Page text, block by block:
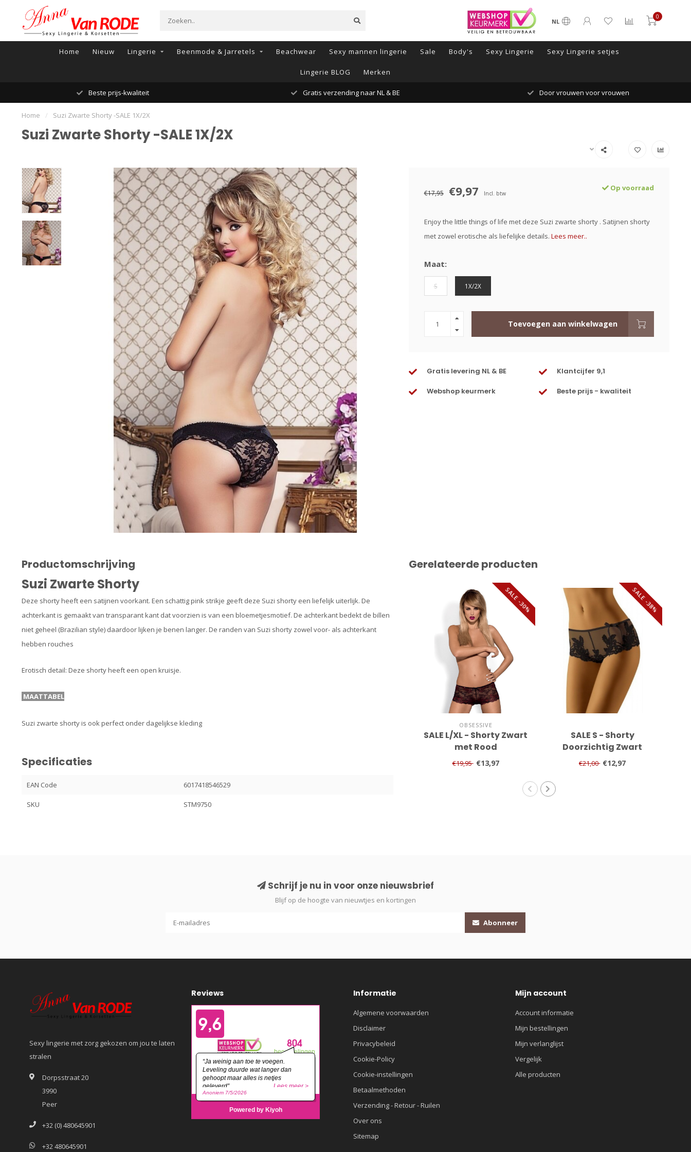
NL
0
Home Nieuw Lingerie Beenmode & Jarretels Beachwear Sexy mannen lingerie Sale Body's Sexy Lingerie Sexy Lingerie setjes
Lingerie BLOG Merken
Beste prijs-kwaliteit Gratis verzending naar NL & BE Door vrouwen voor vrouwen
Home / Suzi Zwarte Shorty -SALE 1X/2X
Suzi Zwarte Shorty -SALE 1X/2X
€17,95 €9,97 Incl. btw
Op voorraad
Enjoy the little things of life met deze Suzi zwarte shorty . Satijnen shorty
met zowel erotische als liefelijke details. Lees meer..
Maat:
S 1X/2X
Toevoegen aan winkelwagen
Gratis levering NL & BE Klantcijfer 9,1
Webshop keurmerk Beste prijs - kwaliteit
Productomschrijving
Suzi Zwarte Shorty
Deze shorty heeft een satijnen voorkant. Een schattig pink strikje geeft deze Suzi shorty een liefelijk uiterlijk. De
achterkant is gemaakt van transparant kant dat voorzien is van een bloemetjesmotief. De achterkant bedekt de billen
niet geheel (Brazilian style) daardoor lijken je benen langer. De randen van Suzi shorty zowel voor- als achterkant
hebben rouches
Erotisch detail: Deze shorty heeft een open kruisje.
MAATTABEL
Suzi zwarte shorty is ook perfect onder dagelijkse kleding
Specificaties
EAN Code 6017418546529
SKU STM9750
Gerelateerde producten
SALE -30%
OBSESSIVE
SALE L/XL - Shorty Zwart
met Rood
€19,95 €13,97
SALE -38%
SALE S - Shorty
Doorzichtig Zwart
€21,00 €12,97
Schrijf je nu in voor onze nieuwsbrief
Blijf op de hoogte van nieuwtjes en kortingen
Abonneer
Sexy lingerie met zorg gekozen om jou te laten
stralen
Dorpsstraat 20
3990
Peer
+32 (0) 480645901
+32 480645901
Reviews Informatie
Algemene voorwaarden
Disclaimer
Privacybeleid
Cookie-Policy
Cookie-instellingen
Betaalmethoden
Verzending - Retour - Ruilen
Over ons
Sitemap
Mijn account
Account informatie
Mijn bestellingen
Mijn verlanglijst
Vergelijk
Alle producten